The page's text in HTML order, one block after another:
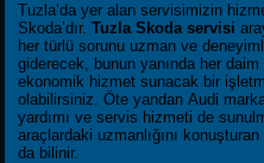
Tuzla’da yer alan servisimizin
Skoda’dır. Tuzla Skoda servisi
her türlü sorunu uzman ve
giderecek, bunun yanında her
ekonomik hizmet sunacak bir
olabilirsiniz. Öte yandan Audi
yardımı ve servis hizmeti de
araçlardaki uzmanlığını
da bilinir.